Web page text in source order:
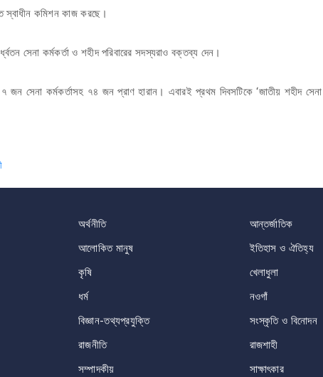
স্বাধীন কমিশন কাজ করছে।
সেনা কর্মকর্তা ও শহীদ পরিবারের সদস্যরাও বক্তব্য দেন।
সেনা কর্মকর্তাসহ ৭৪ জন প্রাণ হারান। এবারই প্রথম দিবসটিকে ‘জাতীয় শহীদ সেনা
অর্থনীতি আন্তর্জাতিক
আলোকিত মানুষ ইতিহাস ও ঐতিহ্য
কৃষি খেলাধুলা
ধর্ম নওগাঁ
বিজ্ঞান-তথ্যপ্রযুক্তি সংস্কৃতি ও বিনোদন
রাজনীতি রাজশাহী
সম্পাদকীয় সাক্ষাৎকার